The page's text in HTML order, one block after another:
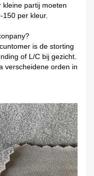
kleine partij moeten
150 per kleur.
is de storting
of L/C bij gezicht.
verscheidene orden in